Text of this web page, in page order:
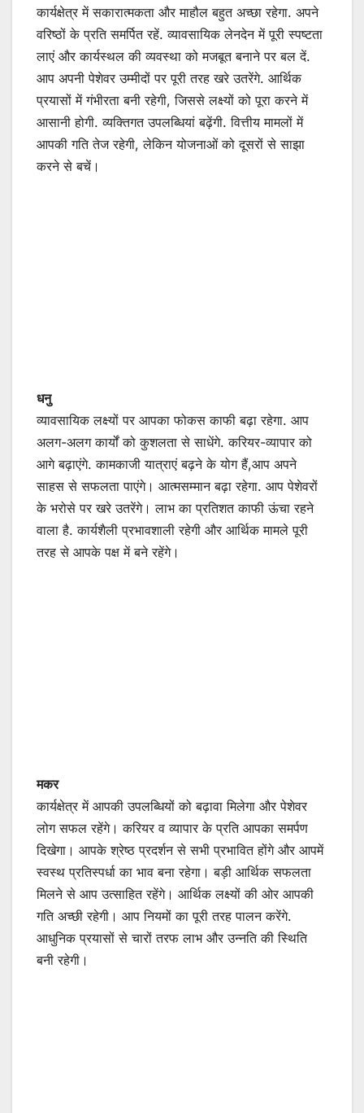
कार्यक्षेत्र में सकारात्मकता और माहौल बहुत अच्छा रहेगा. अपने
वरिष्ठों के प्रति समर्पित रहें. व्यावसायिक लेनदेन में पूरी स्पष्टता
लाएं और कार्यस्थल की व्यवस्था को मजबूत बनाने पर बल दें.
आप अपनी पेशेवर उम्मीदों पर पूरी तरह खरे उतरेंगे. आर्थिक
प्रयासों में गंभीरता बनी रहेगी, जिससे लक्ष्यों को पूरा करने में
आसानी होगी. व्यक्तिगत उपलब्धियां बढ़ेंगी. वित्तीय मामलों में
आपकी गति तेज रहेगी, लेकिन योजनाओं को दूसरों से साझा
करने से बचें।
धनु
व्यावसायिक लक्ष्यों पर आपका फोकस काफी बढ़ा रहेगा. आप
अलग-अलग कार्यों को कुशलता से साधेंगे. करियर-व्यापार को
आगे बढ़ाएंगे. कामकाजी यात्राएं बढ़ने के योग हैं,आप अपने
साहस से सफलता पाएंगे। आत्मसम्मान बढ़ा रहेगा. आप पेशेवरों
के भरोसे पर खरे उतरेंगे। लाभ का प्रतिशत काफी ऊंचा रहने
वाला है. कार्यशैली प्रभावशाली रहेगी और आर्थिक मामले पूरी
तरह से आपके पक्ष में बने रहेंगे।
मकर
कार्यक्षेत्र में आपकी उपलब्धियों को बढ़ावा मिलेगा और पेशेवर
लोग सफल रहेंगे। करियर व व्यापार के प्रति आपका समर्पण
दिखेगा। आपके श्रेष्ठ प्रदर्शन से सभी प्रभावित होंगे और आपमें
स्वस्थ प्रतिस्पर्धा का भाव बना रहेगा। बड़ी आर्थिक सफलता
मिलने से आप उत्साहित रहेंगे। आर्थिक लक्ष्यों की ओर आपकी
गति अच्छी रहेगी। आप नियमों का पूरी तरह पालन करेंगे.
आधुनिक प्रयासों से चारों तरफ लाभ और उन्नति की स्थिति
बनी रहेगी।